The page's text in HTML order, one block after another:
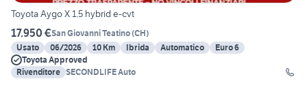
Toyota Aygo X 1.5 hybrid e-cvt
17.950 €San Giovanni Teatino(CH)
Usato
06/2026 10 Km Ibrida Automatico
Euro 6
Toyota Approved
Rivenditore SECONDLIFE Auto